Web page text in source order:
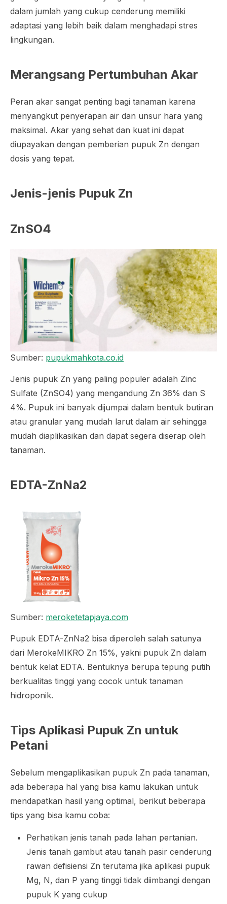
dalam jumlah yang cukup cenderung memiliki
adaptasi yang lebih baik dalam menghadapi stres
lingkungan.
Merangsang Pertumbuhan Akar
Peran akar sangat penting bagi tanaman karena
menyangkut penyerapan air dan unsur hara yang
maksimal. Akar yang sehat dan kuat ini dapat
diupayakan dengan pemberian pupuk Zn dengan
dosis yang tepat.
Jenis-jenis Pupuk Zn
ZnSO4
Sumber: pupukmahkota.co.id
Jenis pupuk Zn yang paling populer adalah Zinc
Sulfate (ZnSO4) yang mengandung Zn 36% dan S
4%. Pupuk ini banyak dijumpai dalam bentuk butiran
atau granular yang mudah larut dalam air sehingga
mudah diaplikasikan dan dapat segera diserap oleh
tanaman.
EDTA-ZnNa2
Sumber: meroketetapjaya.com
Pupuk EDTA-ZnNa2 bisa diperoleh salah satunya
dari MerokeMIKRO Zn 15%, yakni pupuk Zn dalam
bentuk kelat EDTA. Bentuknya berupa tepung putih
berkualitas tinggi yang cocok untuk tanaman
hidroponik.
Tips Aplikasi Pupuk Zn untuk
Petani
Sebelum mengaplikasikan pupuk Zn pada tanaman,
ada beberapa hal yang bisa kamu lakukan untuk
mendapatkan hasil yang optimal, berikut beberapa
tips yang bisa kamu coba:
Perhatikan jenis tanah pada lahan pertanian.
Jenis tanah gambut atau tanah pasir cenderung
rawan defisiensi Zn terutama jika aplikasi pupuk
Mg, N, dan P yang tinggi tidak diimbangi dengan
pupuk K yang cukup